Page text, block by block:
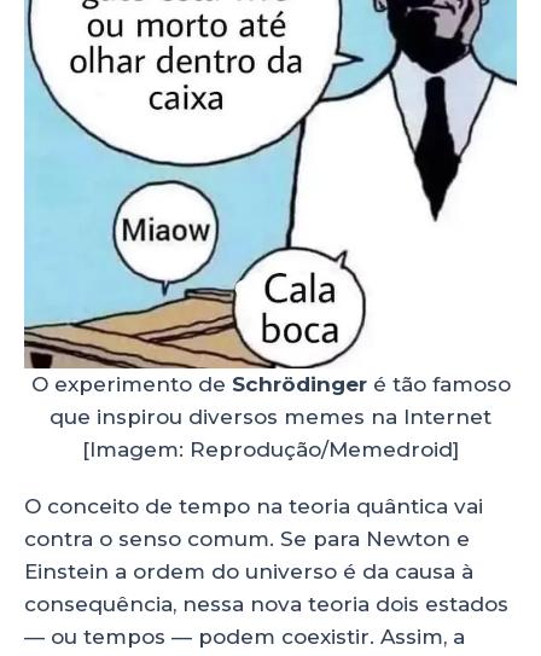
O experimento de Schrödingeré tão famoso
que inspirou diversos memes na Internet
[Imagem: Reprodução/Memedroid]
O conceito de tempo na teoria quântica vai
contra o senso comum. Se para Newton e
Einstein a ordem do universo é da causa à
consequência, nessa nova teoria dois estados
— ou tempos — podem coexistir. Assim, a